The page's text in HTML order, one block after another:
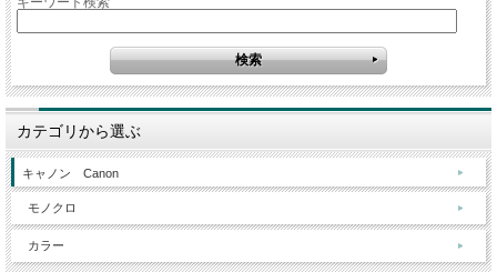
カテゴリから選ぶ
キャノン Canon
モノクロ
カラー